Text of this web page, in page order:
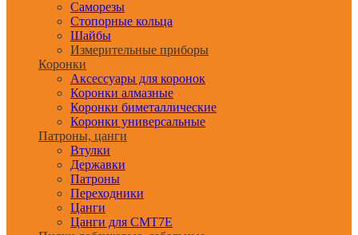
Саморезы
Стопорные кольца
Шайбы
Измерительные приборы
Коронки
Аксессуары для коронок
Коронки алмазные
Коронки биметаллические
Коронки универсальные
Патроны, цанги
Втулки
Державки
Патроны
Переходники
Цанги
Цанги для CMT7E